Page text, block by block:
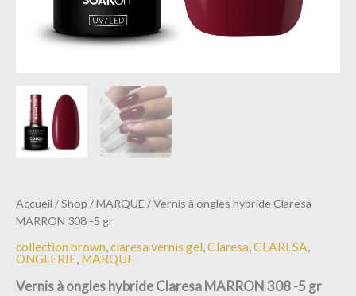
Accueil /Shop /MARQUE / Vernis à ongles hybride Claresa
MARRON 308 -5 gr
collection brown,claresa vernis gel,Claresa,CLARESA,
ONGLERIE, MARQUE
Vernis à ongles hybride Claresa MARRON 308 -5 gr